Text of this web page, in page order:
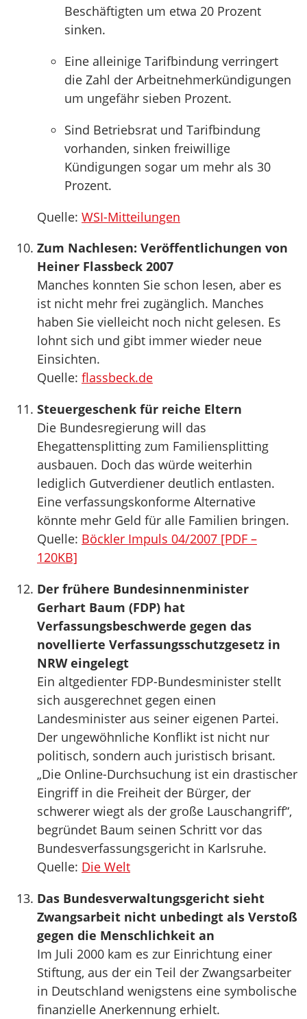
Beschäftigten um etwa 20 Prozent
sinken.
Eine alleinige Tarifbindung verringert
die Zahl der Arbeitnehmerkündigungen
um ungefähr sieben Prozent.
Sind Betriebsrat und Tarifbindung
vorhanden, sinken freiwillige
Kündigungen sogar um mehr als 30
Prozent.
Quelle: WSI-Mitteilungen
Zum Nachlesen: Veröffentlichungen von
Heiner Flassbeck 2007
Manches konnten Sie schon lesen, aber es
ist nicht mehr frei zugänglich. Manches
haben Sie vielleicht noch nicht gelesen. Es
lohnt sich und gibt immer wieder neue
Einsichten.
Quelle: flassbeck.de
Steuergeschenk für reiche Eltern
Die Bundesregierung will das
Ehegattensplitting zum Familiensplitting
ausbauen. Doch das würde weiterhin
lediglich Gutverdiener deutlich entlasten.
Eine verfassungskonforme Alternative
könnte mehr Geld für alle Familien bringen.
Quelle: Böckler Impuls 04/2007 [PDF –
120KB]
Der frühere Bundesinnenminister
Gerhart Baum (FDP) hat
Verfassungsbeschwerde gegen das
novellierte Verfassungsschutzgesetz in
NRW eingelegt
Ein altgedienter FDP-Bundesminister stellt
sich ausgerechnet gegen einen
Landesminister aus seiner eigenen Partei.
Der ungewöhnliche Konflikt ist nicht nur
politisch, sondern auch juristisch brisant.
„Die Online-Durchsuchung ist ein drastischer
Eingriff in die Freiheit der Bürger, der
schwerer wiegt als der große Lauschangriff“,
begründet Baum seinen Schritt vor das
Bundesverfassungsgericht in Karlsruhe.
Quelle: Die Welt
Das Bundesverwaltungsgericht sieht
Zwangsarbeit nicht unbedingt als Verstoß
gegen die Menschlichkeit an
Im Juli 2000 kam es zur Einrichtung einer
Stiftung, aus der ein Teil der Zwangsarbeiter
in Deutschland wenigstens eine symbolische
finanzielle Anerkennung erhielt.